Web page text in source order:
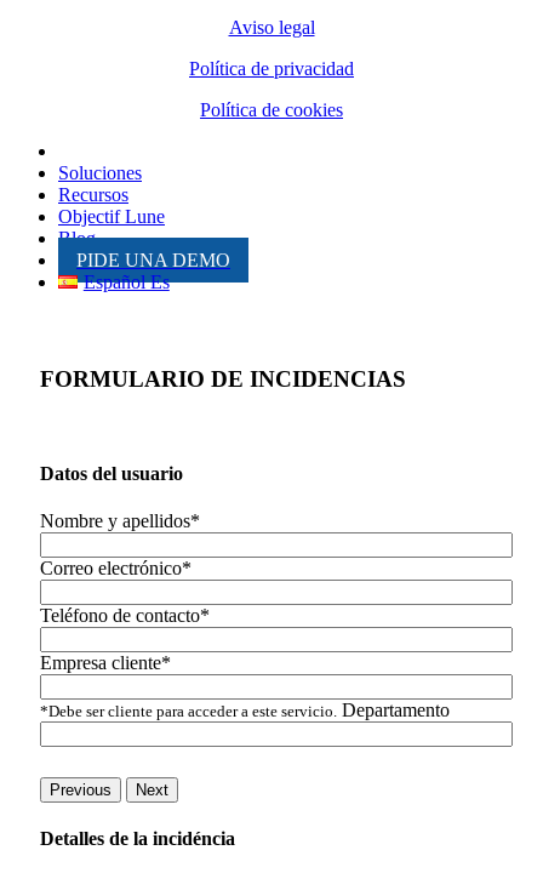
Aviso legal
Política de privacidad
Política de cookies
Soluciones
Recursos
Objectif Lune
Blog
PIDE UNA DEMO
Español Es
FORMULARIO DE INCIDENCIAS
Datos del usuario
Nombre y apellidos*
Correo electrónico*
Teléfono de contacto*
Empresa cliente*
*Debe ser cliente para acceder a este servicio. Departamento
Previous Next
Detalles de la incidéncia